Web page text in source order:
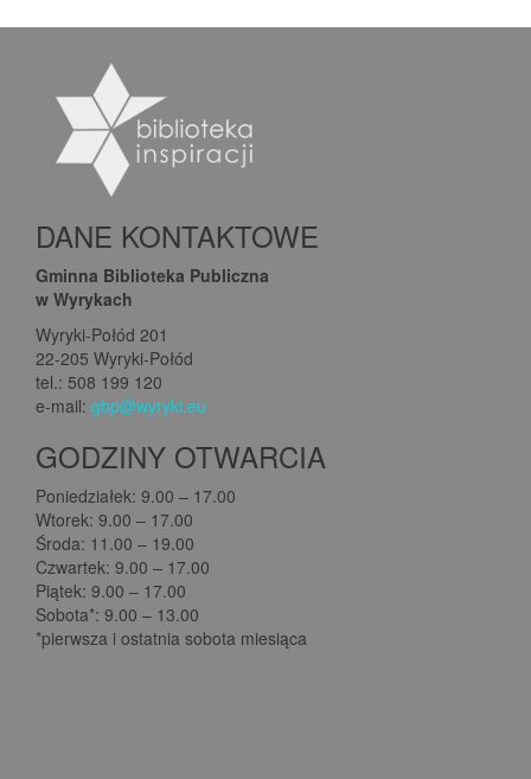
DANE KONTAKTOWE
Gminna Biblioteka Publiczna
w Wyrykach
Wyryki-Połód 201
22-205 Wyryki-Połód
tel.: 508 199 120
e-mail: gbp@wyryki.eu
GODZINY OTWARCIA
Poniedziałek: 9.00 – 17.00
Wtorek: 9.00 – 17.00
Środa: 11.00 – 19.00
Czwartek: 9.00 – 17.00
Piątek: 9.00 – 17.00
Sobota*: 9.00 – 13.00
*pierwsza i ostatnia sobota miesiąca